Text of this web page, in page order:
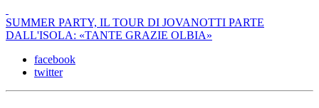
SUMMER PARTY, IL TOUR DI JOVANOTTI PARTE
DALL'ISOLA: «TANTE GRAZIE OLBIA»
facebook
twitter